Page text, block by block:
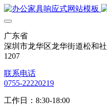
广东省
深圳市龙华区龙华街道松和
1207
联系电话
0755-22220219
工作日：8:30-18:00